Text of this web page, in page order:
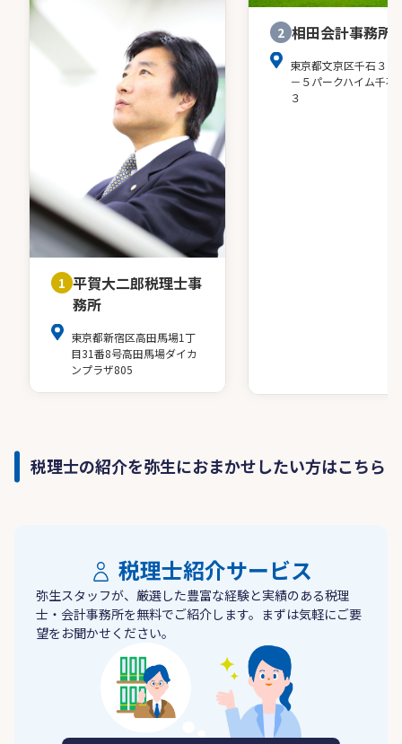
がら、お客様のビジネスと人生に寄り添い、共に
歩む**“真のパートナー”**であり続けることを目
指しています。
横浜・鶴ヶ峰に根ざした地元密着型の税理士事務
所として、「長く付き合える」「安心して任せら
れる」存在であること。それが、松土税理士事務
所の変わらぬ理念です。もし、数字だけでなく、
「人として向き合ってくれる税理士を探している
方」「長期的な視点で支えてくれるパートナーを
お求めの方」がいらっしゃいましたら、ぜひ一度
ご相談ください。
1 平賀大二郎税理士事
務所
東京都新宿区高田馬場1丁
目31番8号高田馬場ダイカ
ンプラザ805
2 相田会計事務所
東京都文京区千石３－
－５パークハイム千石
３
税理士の紹介を弥生におまかせしたい方はこちら
税理士紹介サービス
弥生スタッフが、厳選した豊富な経験と実績のある税理
士・会計事務所を無料でご紹介します。まずは気軽にご要
望をお聞かせください。